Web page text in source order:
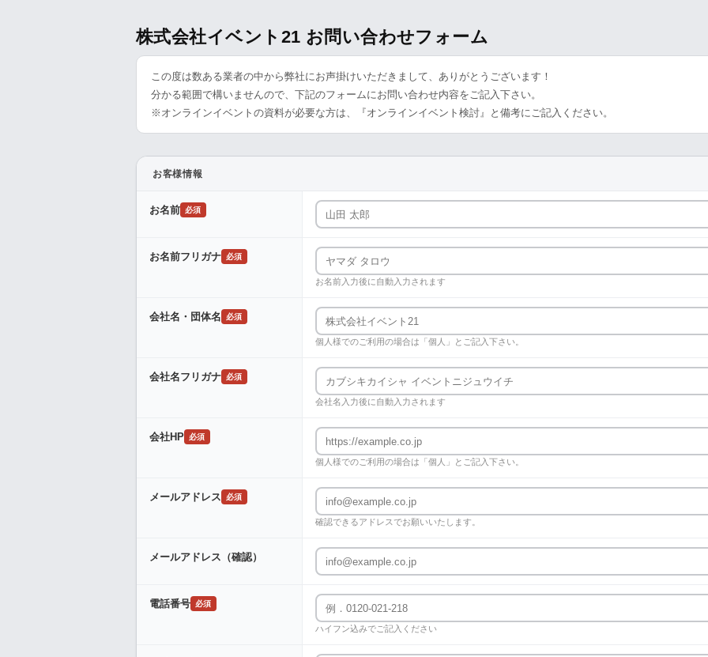
株式会社イベント21 お問い合わせフォーム
この度は数ある業者の中から弊社にお声掛けいただきまして、ありがとうございます！
分かる範囲で構いませんので、下記のフォームにお問い合わせ内容をご記入下さい。
※オンラインイベントの資料が必要な方は、『オンラインイベント検討』と備考にご記入ください。
お客様情報
お名前 必須
お名前フリガナ 必須
お名前入力後に自動入力されます
会社名・団体名 必須
個人様でのご利用の場合は「個人」とご記入下さい。
会社名フリガナ 必須
会社名入力後に自動入力されます
会社HP 必須
個人様でのご利用の場合は「個人」とご記入下さい。
メールアドレス 必須
確認できるアドレスでお願いいたします。
メールアドレス（確認）
電話番号 必須
ハイフン込みでご記入ください